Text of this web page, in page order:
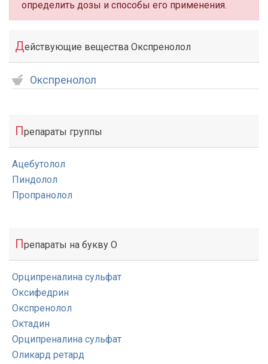
определить дозы и способы его применения.
Действующие вещества Окспренолол
Окспренолол
Препараты группы
Ацебутолол
Пиндолол
Пропранолол
Препараты на букву О
Орципреналина сульфат
Оксифедрин
Окспренолол
Октадин
Орципреналина сульфат
Оликард ретард